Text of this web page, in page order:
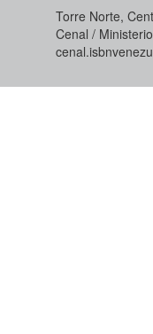
Torre Norte,
Cenal /